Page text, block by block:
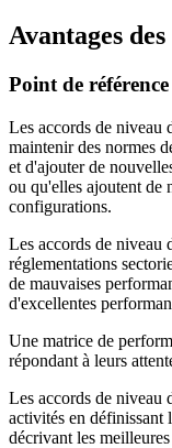
Avantages
Point de
Les accords de niveau
maintenir des normes
et d'ajouter de
ou qu'elles ajoutent de
configurations.
Les accords de niveau
réglementations
de mauvaises
d'excellentes
Une matrice de
répondant à leurs
Les accords de niveau
activités en définissant
décrivant les